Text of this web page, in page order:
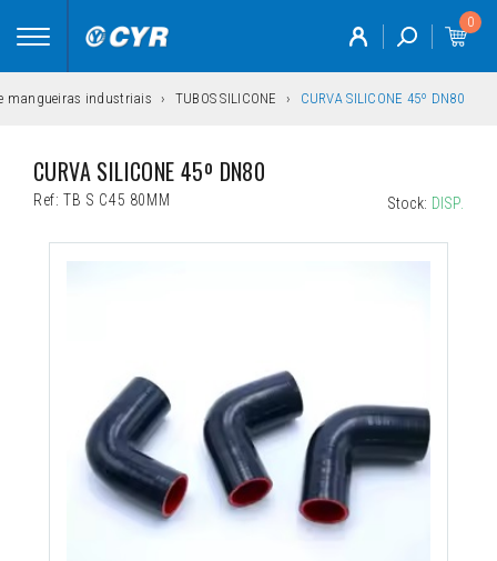
Toggle
0
mangueiras industriais TUBOS SILICONE CURVA SILICONE 45º DN80
CURVA SILICONE 45º DN80
Ref: TB S C45 80MM Stock: DISP.